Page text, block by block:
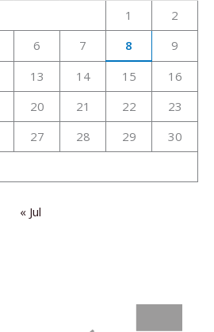
1
2
6 7 8
9
13 14 15
16
20 21 22
23
27 28 29
30
« Jul